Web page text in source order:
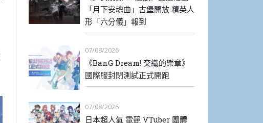
「月下安魂曲」古堡開放 精英人
形「六分儀」報到
07/08/2026
《BanG Dream! 交織的樂章》
國際服封閉測試正式開跑
07/08/2026
日本超人氣 電競 VTuber 團體